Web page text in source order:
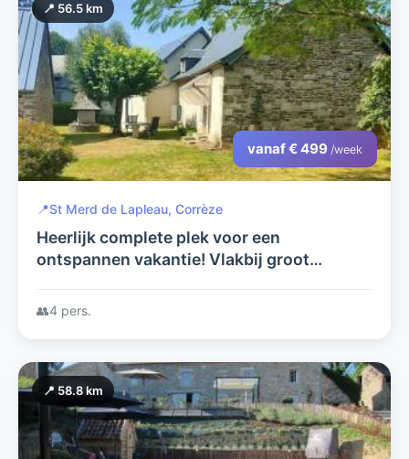
📍 56.5 km
vanaf € 499 /week
📍St Merd de Lapleau, Corrèze
Heerlijk complete plek voor een
ontspannen vakantie! Vlakbij groot
👥4 pers.
📍 58.8 km